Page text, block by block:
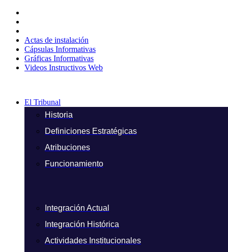
contenido
Actas de instalación
Cápsulas Informativas
Gráficas Informativas
Videos Instructivos Web
El Tribunal
Historia
Definiciones Estratégicas
Atribuciones
Funcionamiento
Integración Actual
Integración Histórica
Actividades Institucionales